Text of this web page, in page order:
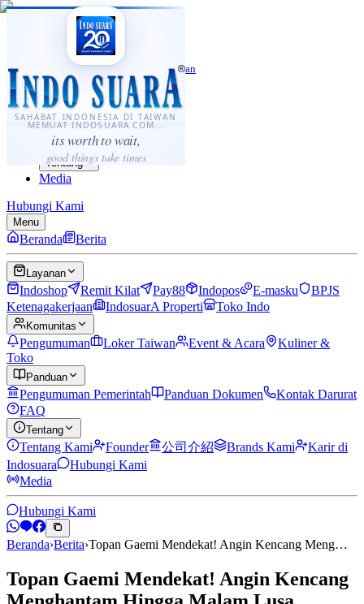
SAHABAT INDONESIA DI TAIWAN
MEMUAT INDOSUARA.COM...
its worth to wait,
good things take times
·...
⌘K
Sahabat Indonesia di Taiwan
Berita
Layanan
Komunitas
Panduan
Tentang
Media
Hubungi Kami
Menu
Beranda Berita
Layanan
Indoshop Remit Kilat Pay88 Indopos E-masku
BPJS
Ketenagakerjaan
IndosuarA Properti Toko Indo
Komunitas
Pengumuman Loker Taiwan Event & Acara
Kuliner &
Toko
Panduan
Pengumuman Pemerintah Panduan Dokumen
Kontak Darurat
FAQ
Tentang
Tentang Kami Founder 公司介紹 Brands Kami
Karir di
Indosuara
Hubungi Kami
Media
Hubungi Kami
Beranda›Berita›Topan Gaemi Mendekat! Angin Kencang Meng…
Topan Gaemi Mendekat! Angin Kencang